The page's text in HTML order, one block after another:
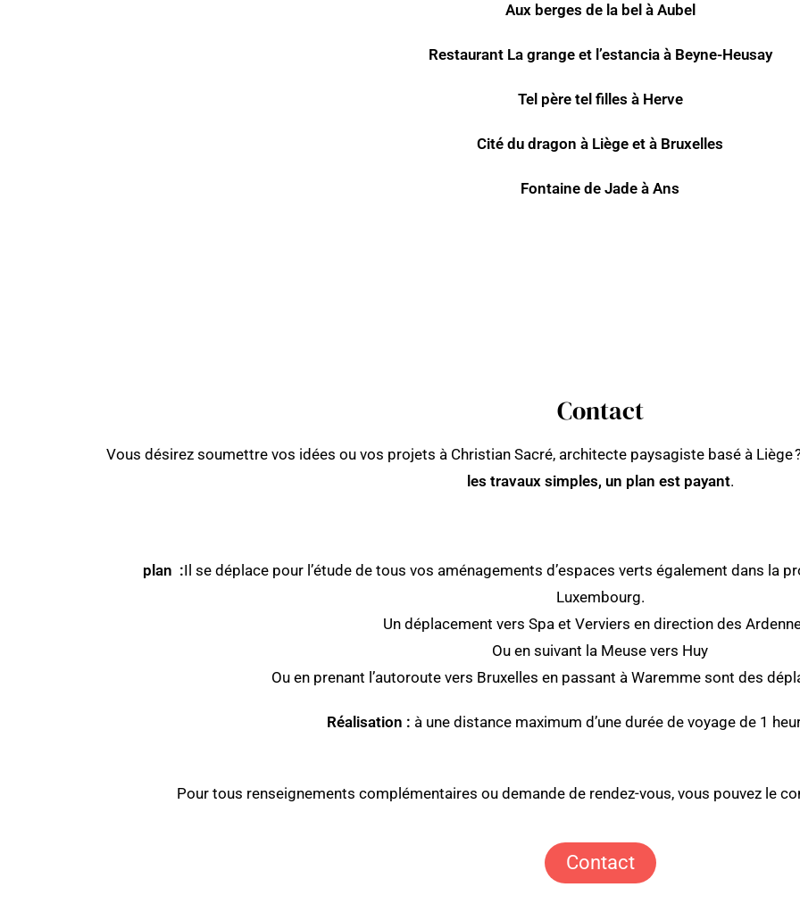
Aux berges de la bel à Aubel
Restaurant La grange et l’estancia à Beyne-Heusay
Tel père tel filles à Herve
Cité du dragon à Liège et à Bruxelles
Fontaine de Jade à Ans
Contact
Vous désirez soumettre vos idées ou vos projets à Christian Sacré, architecte paysagiste basé à Liège
les travaux simples, un plan est payant.
plan :Il se déplace pour l’étude de tous vos aménagements d’espaces verts également dans la
Luxembourg.
Un déplacement vers Spa et Verviers en direction des
Ou en suivant la Meuse vers Huy
Ou en prenant l’autoroute vers Bruxelles en passant à Waremme sont des
Réalisation : à une distance maximum d’une durée de voyage de 1
Pour tous renseignements complémentaires ou demande de rendez-vous, vous pouvez le
Contact